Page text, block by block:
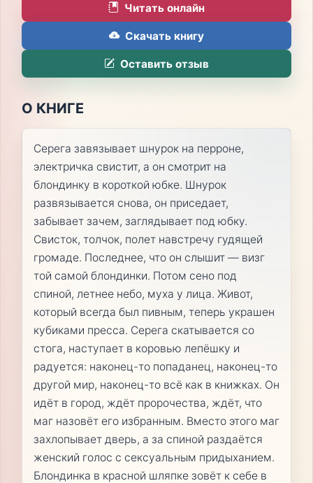
Читать онлайн
Скачать книгу
Оставить отзыв
О КНИГЕ
Серега завязывает шнурок на перроне,
электричка свистит, а он смотрит на
блондинку в короткой юбке. Шнурок
развязывается снова, он приседает,
забывает зачем, заглядывает под юбку.
Свисток, толчок, полет навстречу гудящей
громаде. Последнее, что он слышит — визг
той самой блондинки. Потом сено под
спиной, летнее небо, муха у лица. Живот,
который всегда был пивным, теперь украшен
кубиками пресса. Серега скатывается со
стога, наступает в коровью лепёшку и
радуется: наконец-то попаданец, наконец-то
другой мир, наконец-то всё как в книжках. Он
идёт в город, ждёт пророчества, ждёт, что
маг назовёт его избранным. Вместо этого маг
захлопывает дверь, а за спиной раздаётся
женский голос с сексуальным придыханием.
Блондинка в красной шляпке зовёт к себе в